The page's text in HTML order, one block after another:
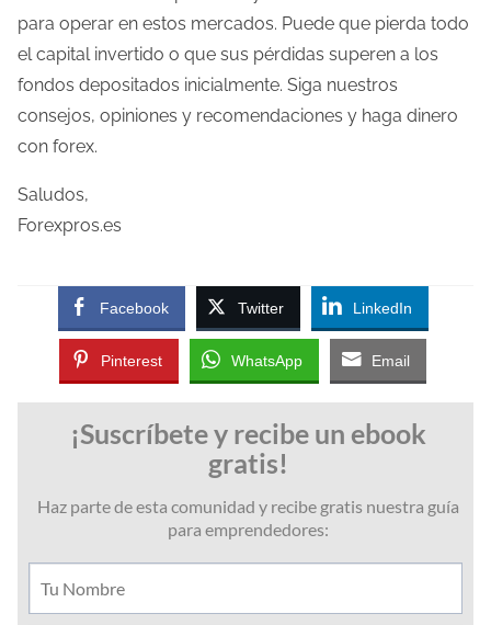
para operar en estos mercados. Puede que pierda todo
el capital invertido o que sus pérdidas superen a los
fondos depositados inicialmente. Siga nuestros
consejos, opiniones y recomendaciones y haga dinero
con forex.
Saludos,
Forexpros.es
Facebook Twitter LinkedIn
Pinterest WhatsApp Email